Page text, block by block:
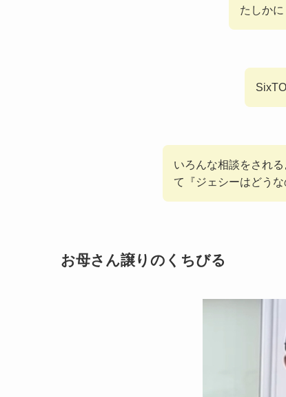
たしか
いろんな相談をされ
て『ジェシーはどう
お母さん譲りのくちびる